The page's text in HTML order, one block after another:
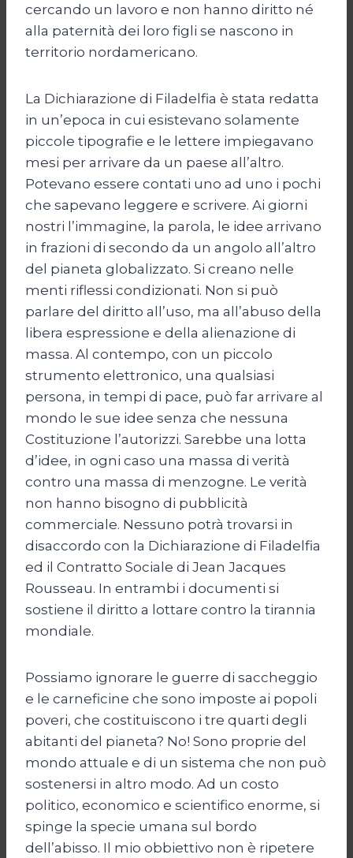
cercando un lavoro e non hanno diritto né
alla paternità dei loro figli se nascono in
territorio nordamericano.
La Dichiarazione di Filadelfia è stata redatta
in un’epoca in cui esistevano solamente
piccole tipografie e le lettere impiegavano
mesi per arrivare da un paese all’altro.
Potevano essere contati uno ad uno i pochi
che sapevano leggere e scrivere. Ai giorni
nostri l’immagine, la parola, le idee arrivano
in frazioni di secondo da un angolo all’altro
del pianeta globalizzato. Si creano nelle
menti riflessi condizionati. Non si può
parlare del diritto all’uso, ma all’abuso della
libera espressione e della alienazione di
massa. Al contempo, con un piccolo
strumento elettronico, una qualsiasi
persona, in tempi di pace, può far arrivare al
mondo le sue idee senza che nessuna
Costituzione l’autorizzi. Sarebbe una lotta
d’idee, in ogni caso una massa di verità
contro una massa di menzogne. Le verità
non hanno bisogno di pubblicità
commerciale. Nessuno potrà trovarsi in
disaccordo con la Dichiarazione di Filadelfia
ed il Contratto Sociale di Jean Jacques
Rousseau. In entrambi i documenti si
sostiene il diritto a lottare contro la tirannia
mondiale.
Possiamo ignorare le guerre di saccheggio
e le carneficine che sono imposte ai popoli
poveri, che costituiscono i tre quarti degli
abitanti del pianeta? No! Sono proprie del
mondo attuale e di un sistema che non può
sostenersi in altro modo. Ad un costo
politico, economico e scientifico enorme, si
spinge la specie umana sul bordo
dell’abisso. Il mio obbiettivo non è ripetere